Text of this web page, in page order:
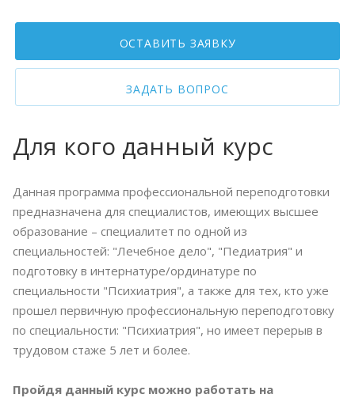
ОСТАВИТЬ ЗАЯВКУ
ЗАДАТЬ ВОПРОС
Для кого данный курс
Данная программа профессиональной переподготовки
предназначена для специалистов, имеющих высшее
образование – специалитет по одной из
специальностей: "Лечебное дело", "Педиатрия" и
подготовку в интернатуре/ординатуре по
специальности "Психиатрия", а также для тех, кто уже
прошел первичную профессиональную переподготовку
по специальности: "Психиатрия", но имеет перерыв в
трудовом стаже 5 лет и более.
Пройдя данный курс можно работать на